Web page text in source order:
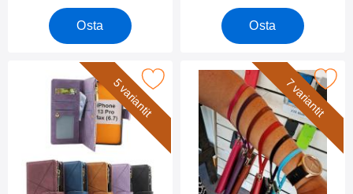
Osta Osta
5 variantit
iPhone 13 Pro Max XL Ylellinen Puhelinkotelo suosikiksi
7 variantit
Merkitse rannehihna New